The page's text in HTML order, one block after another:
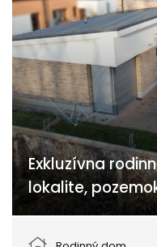
Exkluzívna
lokalite,